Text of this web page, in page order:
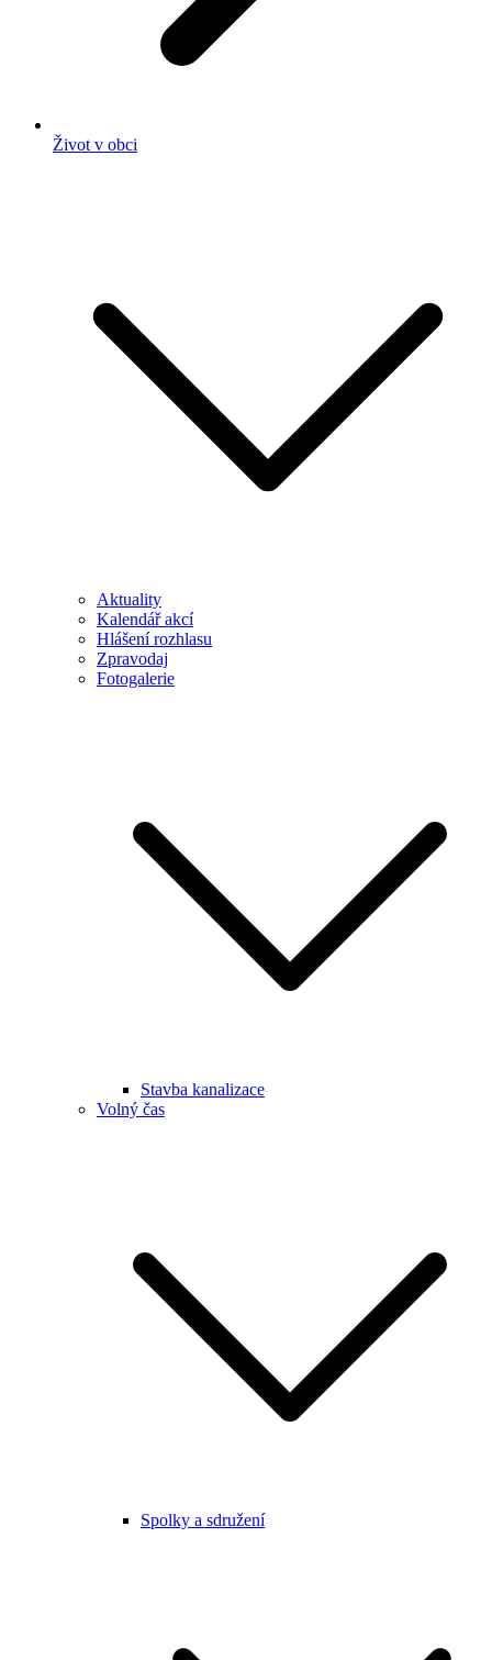
Život v obci
Aktuality
Kalendář akcí
Hlášení rozhlasu
Zpravodaj
Fotogalerie
Stavba kanalizace
Volný čas
Spolky a sdružení